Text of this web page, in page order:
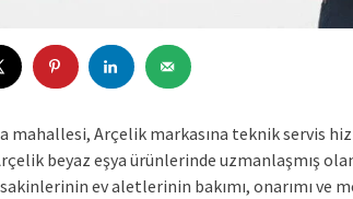
mahallesi, Arçelik markasına teknik servis
beyaz eşya ürünlerinde uzmanlaşmış
ev aletlerinin bakımı, onarımı ve